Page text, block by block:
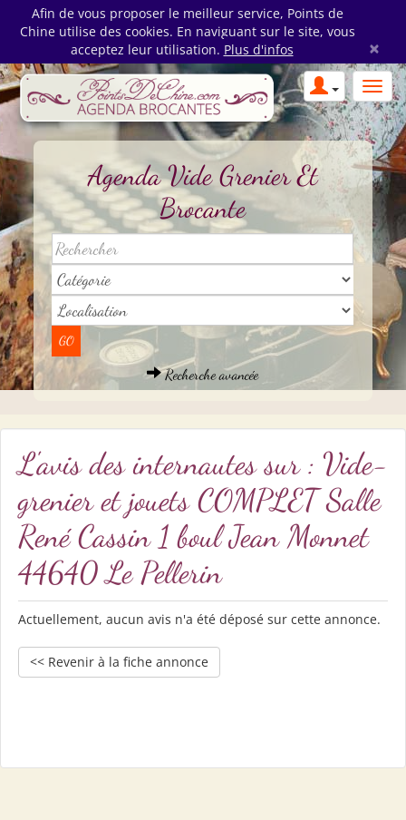
Afin de vous proposer le meilleur service, Points de
Chine utilise des cookies. En naviguant sur le site, vous
acceptez leur utilisation. Plus d'infos ×
Agenda Vide Grenier Et
Brocante
Recherche avancée
L'avis des internautes sur : Vide-
grenier et jouets COMPLET Salle
René Cassin 1 boul Jean Monnet
44640 Le Pellerin
Actuellement, aucun avis n'a été déposé sur cette annonce.
<< Revenir à la fiche annonce